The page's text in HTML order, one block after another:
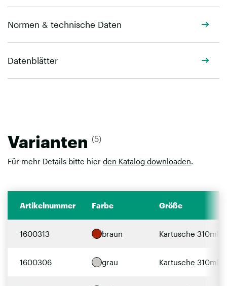
Normen & technische Daten
Datenblätter
Varianten (5)
Für mehr Details bitte hier den Katalog downloaden.
Artikelnummer Farbe Größe
1600313 braun Kartusche 310ml
1600306 grau Kartusche 310ml